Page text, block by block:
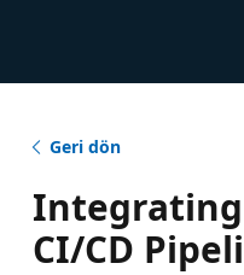
Geri dön
CI/CD